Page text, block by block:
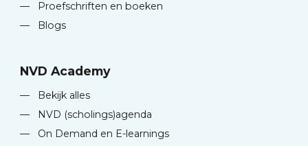
—
Proefschriften en boeken
—
Blogs
NVD Academy
—
Bekijk alles
—
NVD (scholings)agenda
—
On Demand en E-learnings